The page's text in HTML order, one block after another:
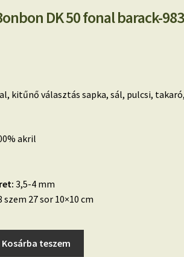
DK 50 fonal barack-
kitűnő választás sapka, sál, pulcsi,
akril
3,5-4 mm
szem 27 sor 10×10 cm
Kosárba teszem